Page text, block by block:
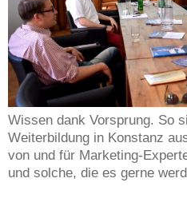
Wissen dank Vorsprung. So
Weiterbildung in Konstanz
von und für Marketing-
und solche, die es gerne